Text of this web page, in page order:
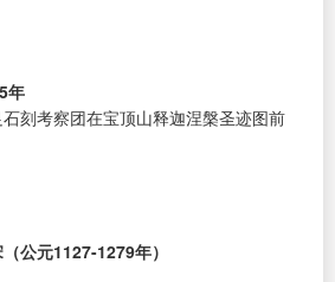
年
刻考察团在宝顶山释迦涅槃圣迹图前
公元1127-1279年）